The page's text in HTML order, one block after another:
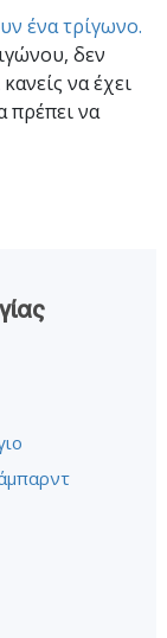
ένα τρίγωνο.
δεν
να έχει
πρέπει να